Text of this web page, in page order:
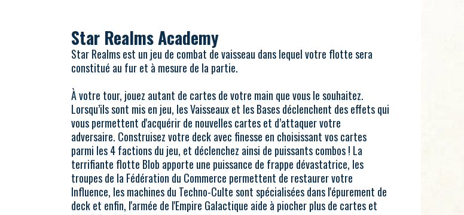
Star Realms Academy
Star Realms est un jeu de combat de vaisseau dans lequel votre flotte sera
constitué au fur et à mesure de la partie.
À votre tour, jouez autant de cartes de votre main que vous le souhaitez.
Lorsqu’ils sont mis en jeu, les Vaisseaux et les Bases déclenchent des effets qui
vous permettent d'acquérir de nouvelles cartes et d’attaquer votre
adversaire. Construisez votre deck avec finesse en choisissant vos cartes
parmi les 4 factions du jeu, et déclenchez ainsi de puissants combos ! La
terrifiante flotte Blob apporte une puissance de frappe dévastatrice, les
troupes de la Fédération du Commerce permettent de restaurer votre
Influence, les machines du Techno-Culte sont spécialisées dans l'épurement de
deck et enfin, l'armée de l'Empire Galactique aide à piocher plus de cartes et